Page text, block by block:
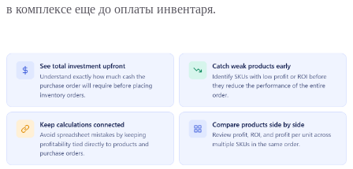
в комплексе еще до оплаты инвентаря.